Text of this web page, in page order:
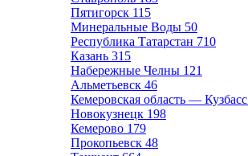
Пятигорск 115
Минеральные Воды 50
Республика Татарстан 710
Казань 315
Набережные Челны 121
Альметьевск 46
Кемеровская область — Кузбасс
Новокузнецк 198
Кемерово 179
Прокопьевск 48